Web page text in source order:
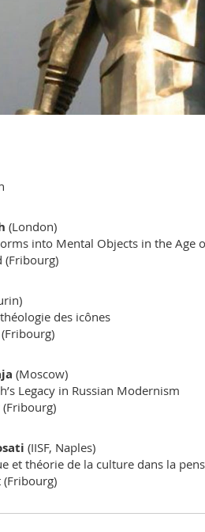
(London)
into Mental Objects in the Age
(Fribourg)
des icônes
(Moscow)
Legacy in Russian Modernism
(Fribourg)
(IISF, Naples)
et théorie de la culture dans la
(Fribourg)